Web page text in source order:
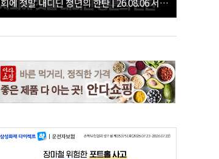
시 부동산 대토론회